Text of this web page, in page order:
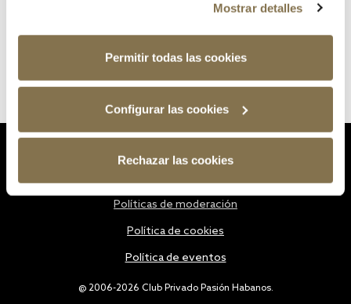
Mostrar detalles
Permitir todas las cookies
Configurar las cookies
Rechazar las cookies
@ 2006-2026 Club Privado Pasión Habanos.
Políticas de moderación
Política de cookies
Política de eventos